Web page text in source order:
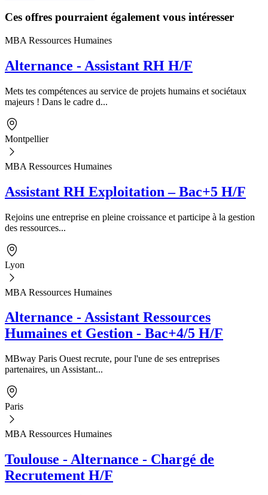
Ces offres pourraient également vous intéresser
MBA Ressources Humaines
Alternance - Assistant RH H/F
Mets tes compétences au service de projets humains et sociétaux
majeurs ! Dans le cadre d...
Montpellier
MBA Ressources Humaines
Assistant RH Exploitation – Bac+5 H/F
Rejoins une entreprise en pleine croissance et participe à la gestion
des ressources...
Lyon
MBA Ressources Humaines
Alternance - Assistant Ressources
Humaines et Gestion - Bac+4/5 H/F
MBway Paris Ouest recrute, pour l'une de ses entreprises
partenaires, un Assistant...
Paris
MBA Ressources Humaines
Toulouse - Alternance - Chargé de
Recrutement H/F